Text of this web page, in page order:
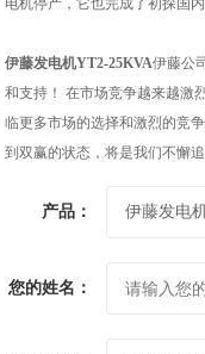
电机停产，它也完成了初探国
伊藤发电机YT2-25KVA伊藤公
和支持！ 在市场竞争越来越激
临更多市场的选择和激烈的竞
到双赢的状态，将是我们不懈
产品：
您的姓名：